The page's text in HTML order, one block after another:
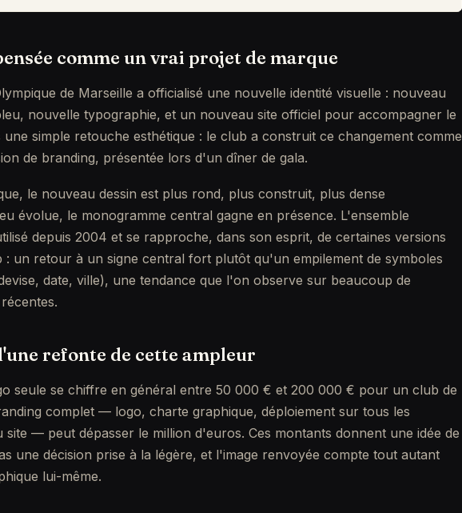
comme un vrai projet de marque
de Marseille a officialisé une nouvelle identité visuelle : nouveau
nouvelle typographie, et un nouveau site officiel pour accompagner le
simple retouche esthétique : le club a construit ce changement comme
de branding, présentée lors d'un dîner de gala.
le nouveau dessin est plus rond, plus construit, plus dense
évolue, le monogramme central gagne en présence. L'ensemble
depuis 2004 et se rapproche, dans son esprit, de certaines versions
: un retour à un signe central fort plutôt qu'un empilement de symboles
date, ville), une tendance que l'on observe sur beaucoup de
refonte de cette ampleur
seule se chiffre en général entre 50 000 € et 200 000 € pour un club de
complet — logo, charte graphique, déploiement sur tous les
— peut dépasser le million d'euros. Ces montants donnent une idée de
une décision prise à la légère, et l'image renvoyée compte tout autant
lui-même.